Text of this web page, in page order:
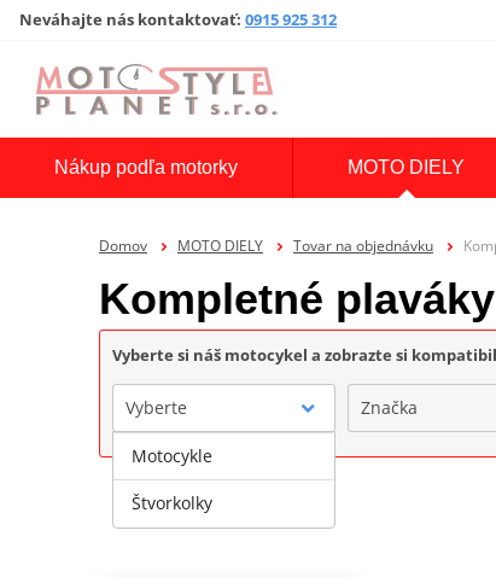
Neváhajte nás kontaktovať: 0915 925 312
Nákup podľa motorky MOTO DIELY
Domov MOTO DIELY Tovar na objednávku
Kompletné
Vyberte si náš motocykel a zobrazte si
Vyberte Značka
Motocykle
Štvorkolky